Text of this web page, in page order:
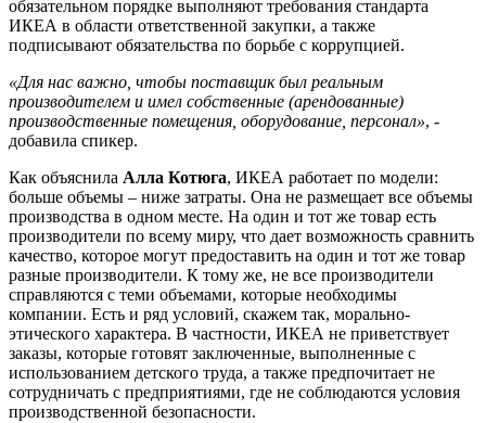
обязательном порядке выполняют требования стандарта
ИКЕА в области ответственной закупки, а также
подписывают обязательства по борьбе с коррупцией.
«Для нас важно, чтобы поставщик был реальным
производителем и имел собственные (арендованные)
производственные помещения, оборудование, персонал», -
добавила спикер.
Как объяснила Алла Котюга, ИКЕА работает по модели:
больше объемы – ниже затраты. Она не размещает все объемы
производства в одном месте. На один и тот же товар есть
производители по всему миру, что дает возможность сравнить
качество, которое могут предоставить на один и тот же товар
разные производители. К тому же, не все производители
справляются с теми объемами, которые необходимы
компании. Есть и ряд условий, скажем так, морально-
этического характера. В частности, ИКЕА не приветствует
заказы, которые готовят заключенные, выполненные с
использованием детского труда, а также предпочитает не
сотрудничать с предприятиями, где не соблюдаются условия
производственной безопасности.